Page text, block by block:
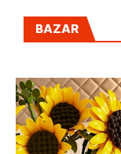
BAZAR